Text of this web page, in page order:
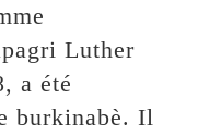
Luther
a été
burkinabè. Il